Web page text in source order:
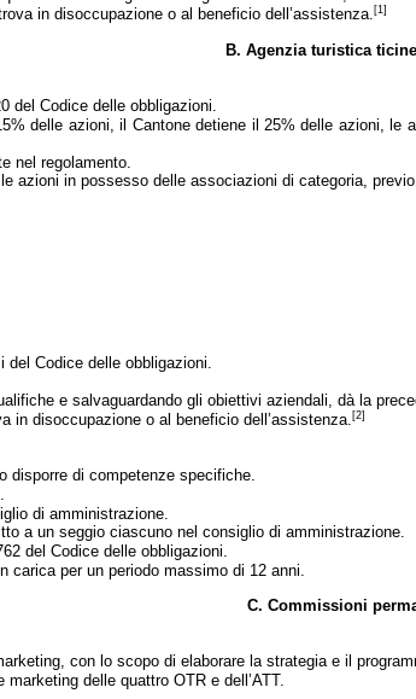
in disoccupazione o al beneficio dell’assistenza. [1]
B. Agenzia turistica
del Codice delle obbligazioni.
delle azioni, il Cantone detiene il 25% delle azioni,
nel regolamento.
azioni in possesso delle associazioni di categoria,
Codice delle obbligazioni.
e salvaguardando gli obiettivi aziendali, dà la
in disoccupazione o al beneficio dell’assistenza. [2]
disporre di competenze specifiche.
di amministrazione.
a un seggio ciascuno nel consiglio di amministrazione.
del Codice delle obbligazioni.
carica per un periodo massimo di 12 anni.
C. Commissioni
con lo scopo di elaborare la strategia e il
delle quattro OTR e dell’ATT.